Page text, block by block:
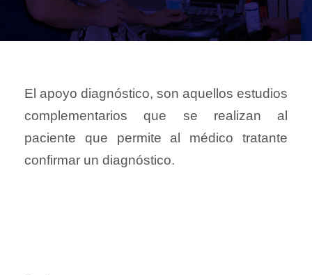
El apoyo diagnóstico, son aquellos estudios
complementarios que se realizan al
paciente que permite al médico tratante
confirmar un diagnóstico.